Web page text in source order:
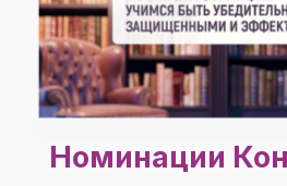
Номинации